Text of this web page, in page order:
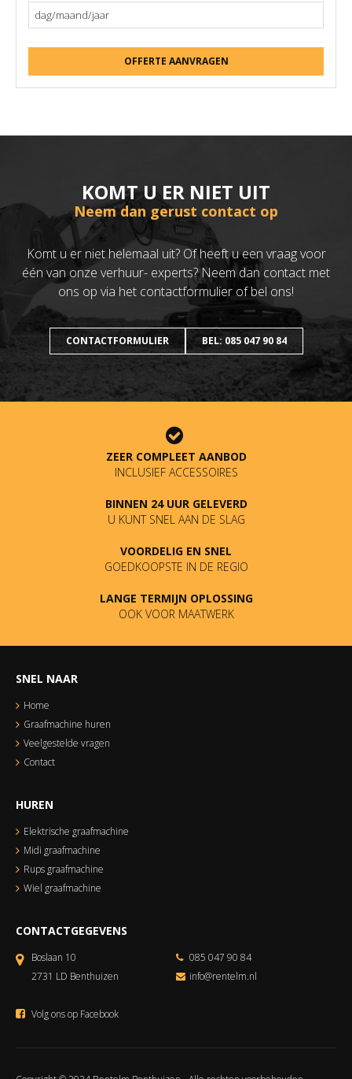
OFFERTE AANVRAGEN
KOMT U ER NIET UIT
Neem dan gerust contact op
Komt u er niet helemaal uit? Of heeft u een vraag voor
één van onze verhuur- experts? Neem dan contact met
ons op via het contactformulier of bel ons!
CONTACTFORMULIER BEL: 085 047 90 84
ZEER COMPLEET AANBOD
INCLUSIEF ACCESSOIRES
BINNEN 24 UUR GELEVERD
U KUNT SNEL AAN DE SLAG
VOORDELIG EN SNEL
GOEDKOOPSTE IN DE REGIO
LANGE TERMIJN OPLOSSING
OOK VOOR MAATWERK
SNEL NAAR
Home
Graafmachine huren
Veelgestelde vragen
Contact
HUREN
Elektrische graafmachine
Midi graafmachine
Rups graafmachine
Wiel graafmachine
CONTACTGEGEVENS
Boslaan 10
2731 LD Benthuizen
085 047 90 84
info@rentelm.nl
Volg ons op Facebook